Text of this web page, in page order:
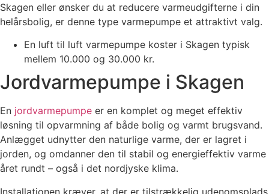
Skagen eller ønsker du at reducere varmeudgifterne i din
helårsbolig, er denne type varmepumpe et attraktivt valg.
En luft til luft varmepumpe koster i Skagen typisk
mellem 10.000 og 30.000 kr.
Jordvarmepumpe i Skagen
En jordvarmepumpe er en komplet og meget effektiv
løsning til opvarmning af både bolig og varmt brugsvand.
Anlægget udnytter den naturlige varme, der er lagret i
jorden, og omdanner den til stabil og energieffektiv varme
året rundt – også i det nordjyske klima.
Installationen kræver, at der er tilstrækkelig udenomsplads